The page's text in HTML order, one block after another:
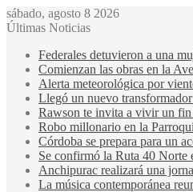
sábado, agosto 8 2026
Últimas Noticias
Federales detuvieron a una
Comienzan las obras en la
Alerta meteorológica por
Llegó un nuevo
Rawson te invita a vivir un fin
Robo millonario en la
Córdoba se prepara para un
Se confirmó la Ruta 40 Norte
Anchipurac realizará una
La música contemporánea